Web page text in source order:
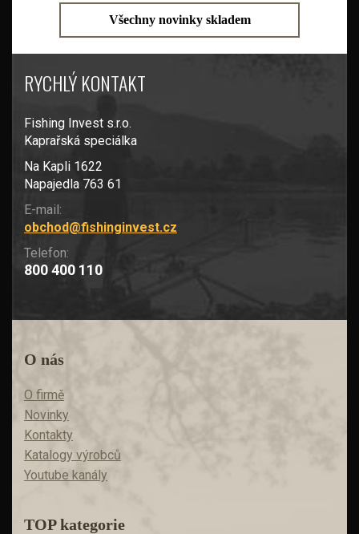
Všechny novinky skladem
RYCHLÝ KONTAKT
Fishing Invest s.r.o.
Kaprařská speciálka
Na Kapli 1622
Napajedla 763 61
E-mail:
obchod@fishinginvest.cz
Telefon:
800 400 110
O nás
O firmě
Novinky
Kontakty
Katalogy výrobců
Youtube kanály
TOP kategorie